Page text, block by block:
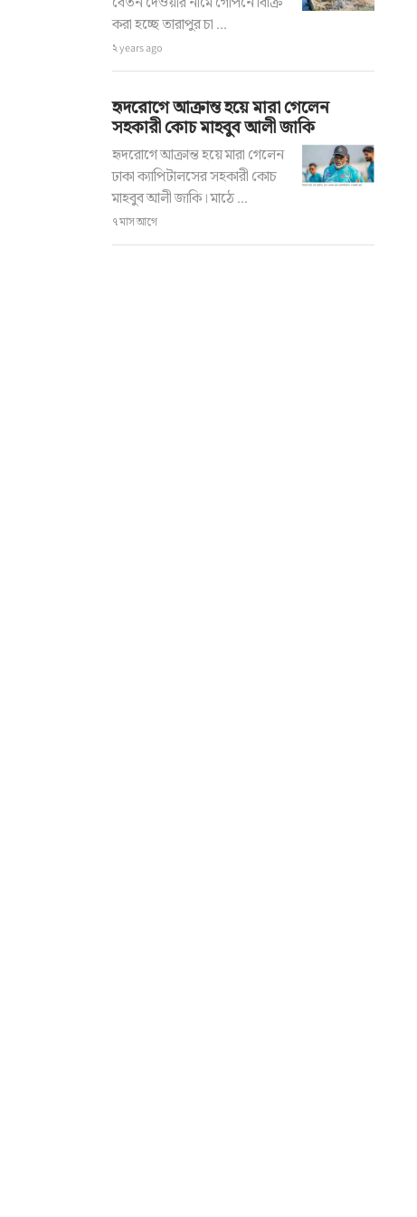
করা হচ্ছে তারাপুর চা ...
২ years ago
হৃদরোগে আক্রান্ত হয়ে মারা গেলেন
সহকারী কোচ মাহবুব আলী জাকি
হৃদরোগে আক্রান্ত হয়ে মারা গেলেন
ঢাকা ক্যাপিটালসের সহকারী কোচ
মাহবুব আলী জাকি। মাঠে ...
৭ মাস আগে